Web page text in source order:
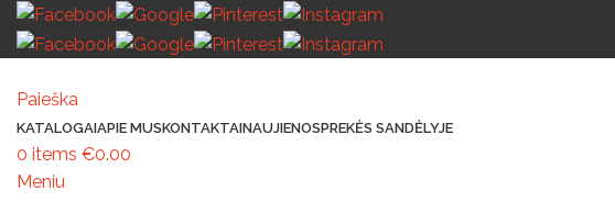
Paieška
KATALOGAIAPIE MUSKONTAKTAINAUJIENOSPREKĖS SANDĖLYJE
0 items €0.00
Meniu